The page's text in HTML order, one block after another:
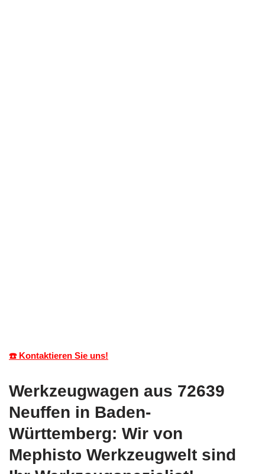
☎️ Kontaktieren Sie uns!
Werkzeugwagen aus 72639
Neuffen in Baden-
Württemberg: Wir von
Mephisto Werkzeugwelt sind